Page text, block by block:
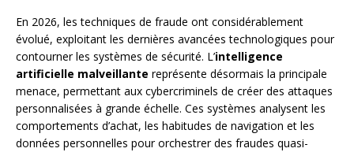
En 2026, les techniques de fraude ont considérablement
évolué, exploitant les dernières avancées technologiques pour
contourner les systèmes de sécurité. L’intelligence
artificielle malveillante représente désormais la principale
menace, permettant aux cybercriminels de créer des attaques
personnalisées à grande échelle. Ces systèmes analysent les
comportements d’achat, les habitudes de navigation et les
données personnelles pour orchestrer des fraudes quasi-